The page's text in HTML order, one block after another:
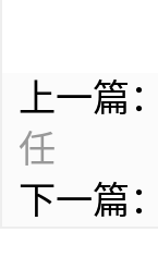
上一篇：
任
下一篇：